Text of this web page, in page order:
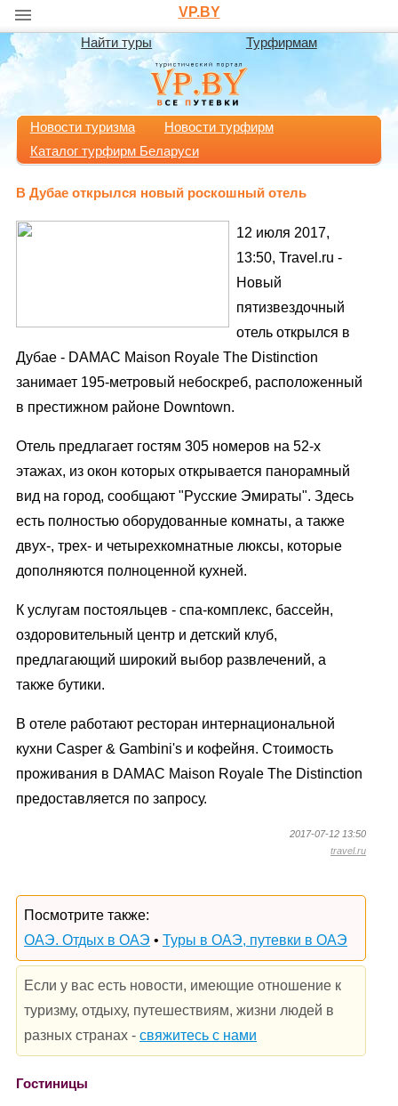
VP.BY
Найти туры Турфирмам
Новости туризма
Новости турфирм
Каталог турфирм Беларуси
В Дубае открылся новый роскошный отель
12 июля 2017,
13:50, Travel.ru -
Новый
пятизвездочный
отель открылся в
Дубае - DAMAC Maison Royale The Distinction
занимает 195-метровый небоскреб, расположенный
в престижном районе Downtown.
Отель предлагает гостям 305 номеров на 52-х
этажах, из окон которых открывается панорамный
вид на город, сообщают "Русские Эмираты". Здесь
есть полностью оборудованные комнаты, а также
двух-, трех- и четырехкомнатные люксы, которые
дополняются полноценной кухней.
К услугам постояльцев - спа-комплекс, бассейн,
оздоровительный центр и детский клуб,
предлагающий широкий выбор развлечений, а
также бутики.
В отеле работают ресторан интернациональной
кухни Casper & Gambini's и кофейня. Стоимость
проживания в DAMAC Maison Royale The Distinction
предоставляется по запросу.
2017-07-12 13:50
travel.ru
Посмотрите также:
ОАЭ. Отдых в ОАЭ • Туры в ОАЭ, путевки в ОАЭ
Если у вас есть новости, имеющие отношение к
туризму, отдыху, путешествиям, жизни людей в
разных странах - свяжитесь с нами
Гостиницы